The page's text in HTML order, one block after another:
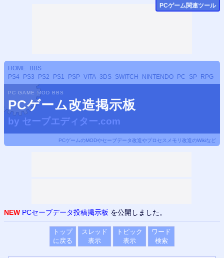
HOME
BBS
PS4
PS3 PS2 PS1 PSP VITA 3DS SWITCH NINTENDO PC SP RPG
PC GAME MOD BBS
PCゲーム改造掲示板
by セーブエディター.com
PCゲームのMODやセーブデータ改造やプロセスメモリ改造のWikiなど
NEW PCセーブデータ投稿掲示板 を公開しました。
トップ
に戻る
スレッド
表示
トピック
表示
ワード
検索
PCゲーム関連ツール